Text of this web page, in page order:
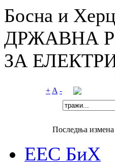
Босна и
ДРЖАВНА
ЗА
+ A -
Последња
ЕЕС БиХ